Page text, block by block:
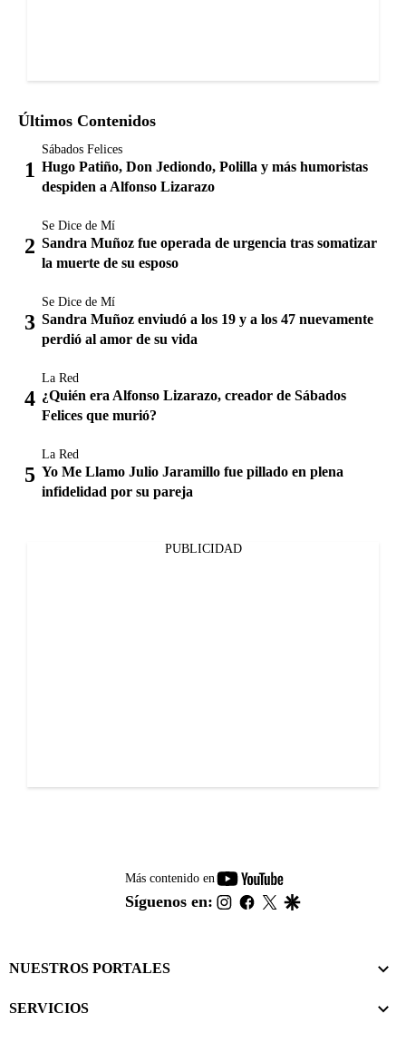
Últimos Contenidos
Sábados Felices
Hugo Patiño, Don Jediondo, Polilla y más humoristas
despiden a Alfonso Lizarazo
Se Dice de Mí
Sandra Muñoz fue operada de urgencia tras somatizar
la muerte de su esposo
Se Dice de Mí
Sandra Muñoz enviudó a los 19 y a los 47 nuevamente
perdió al amor de su vida
La Red
¿Quién era Alfonso Lizarazo, creador de Sábados
Felices que murió?
La Red
Yo Me Llamo Julio Jaramillo fue pillado en plena
infidelidad por su pareja
PUBLICIDAD
Más contenido en
youtube-
footer
Síguenos en: instagram
facebook
twitter
NUESTROS PORTALES
SERVICIOS